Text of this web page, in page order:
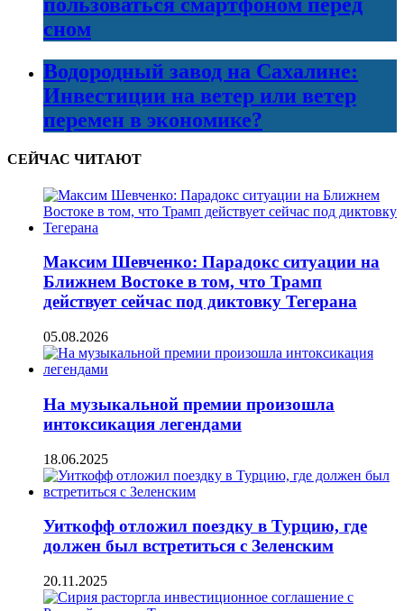
пользоваться смартфоном перед
сном
Водородный завод на Сахалине:
Инвестиции на ветер или ветер
перемен в экономике?
СЕЙЧАС ЧИТАЮТ
Максим Шевченко: Парадокс ситуации на
Ближнем Востоке в том, что Трамп
действует сейчас под диктовку Тегерана
05.08.2026
На музыкальной премии произошла
интоксикация легендами
18.06.2025
Уиткофф отложил поездку в Турцию, где
должен был встретиться с Зеленским
20.11.2025